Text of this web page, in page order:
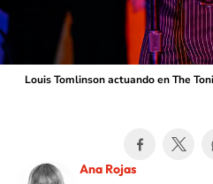
Louis Tomlinson actuando en The
Ana Rojas